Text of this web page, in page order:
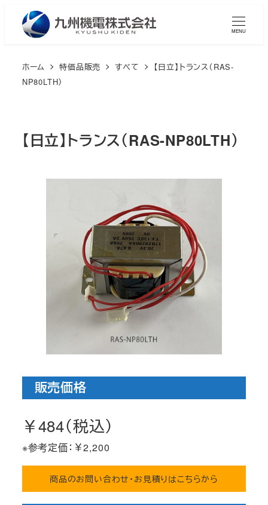
MENU
ホーム 特価品販売 すべて
【日立】トランス（RAS-
NP80LTH）
【日立】トランス（RAS-NP80LTH）
販売価格
￥484（税込）
※参考定価：￥2,200
商品のお問い合わせ・お見積りはこちらから